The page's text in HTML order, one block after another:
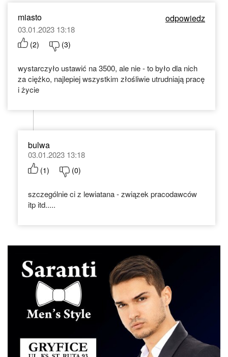
miasto odpowiedz
03.01.2023 13:18
(2) (3)
wystarczyło ustawić na 3500, ale nie - to było dla nich
za ciężko, najlepiej wszystkim złośliwie utrudniają pracę
i życie
bulwa
03.01.2023 13:18
(1) (0)
szczególnie ci z lewiatana - związek pracodawców
itp itd.....